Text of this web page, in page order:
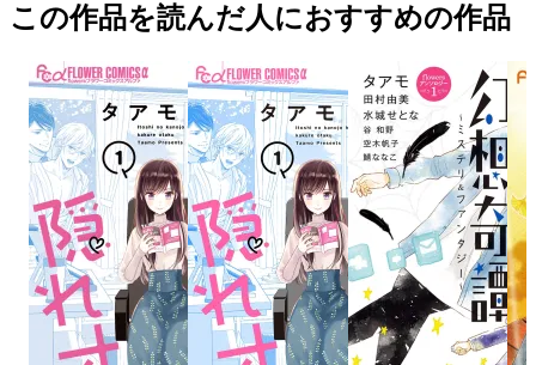
この作品を読んだ人におすすめの作品